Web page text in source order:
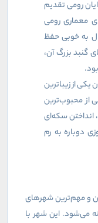
رومی تقدیم
معماری رومی
به خوبی حفظ
گنبد بزرگ آن،
یکی از زیباترین
از محبوب‌ترین
سکه‌ای
دوباره به رم
و مهم‌ترین شهرهای
می‌شود. این شهر با